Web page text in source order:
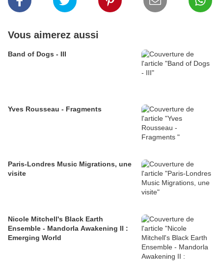
Vous aimerez aussi
Band of Dogs - III
Yves Rousseau - Fragments
Paris-Londres Music Migrations, une
visite
Nicole Mitchell's Black Earth
Ensemble - Mandorla Awakening II :
Emerging World